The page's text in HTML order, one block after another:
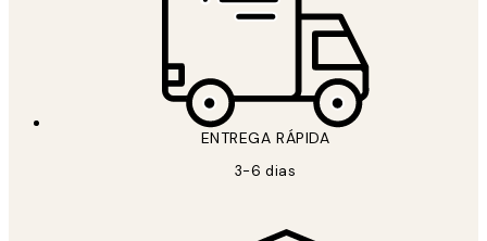
ENTREGA RÁPIDA
3-6 dias